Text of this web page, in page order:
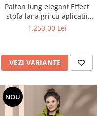
Palton lung elegant Effect
stofa lana gri cu aplicatii
argintii si negre
1.250,00 Lei
VEZI VARIANTE
NOU